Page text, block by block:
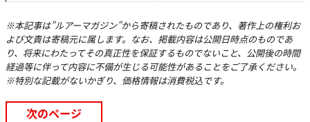
※本記事は”ルアーマガジン”から寄稿されたものであり、著作上の権利お
よび文責は寄稿元に属します。なお、掲載内容は公開日時点のものであ
り、将来にわたってその真正性を保証するものでないこと、公開後の時間
経過等に伴って内容に不備が生じる可能性があることをご了承ください。
※特別な記載がないかぎり、価格情報は消費税込です。
次のページ